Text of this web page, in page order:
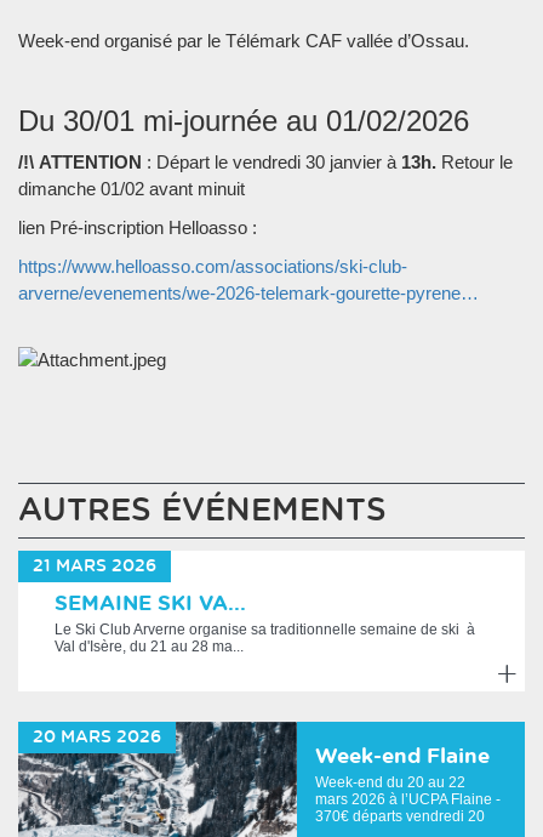
Week-end organisé par le Télémark CAF vallée d’Ossau.
Du 30/01 mi-journée au 01/02/2026
/!\ ATTENTION : Départ le vendredi 30 janvier à 13h. Retour le
dimanche 01/02 avant minuit
lien Pré-inscription Helloasso :
https://www.helloasso.com/associations/ski-club-
arverne/evenements/we-2026-telemark-gourette-pyrene…
AUTRES ÉVÉNEMENTS
21 MARS 2026
SEMAINE SKI VA...
Le Ski Club Arverne organise sa traditionnelle semaine de ski à
Val d'Isère, du 21 au 28 ma...
savoir
plus
20 MARS 2026
Week-end Flaine
Week-end du 20 au 22
mars 2026 à l’UCPA Flaine -
370€ départs vendredi 20